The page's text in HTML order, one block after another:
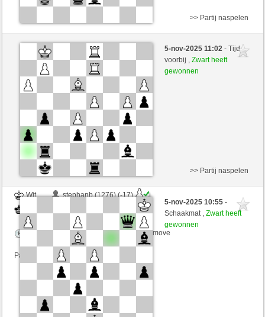
Wit
Zocker (1380) (-20)
Zwart
tutmirnichtleid (1302) (+57)
Speelduur: 2 minutes/side + 0 seconds/move
Partij telt mee voor de ranglijst
>> Partij naspelen
5-nov-2025 11:02- Tijd
voorbij ,Zwart heeft
gewonnen
Wit
stephanb (1276) (-17)
tutmirnichtleid (1251) (+51)
Speelduur: 2 minutes/side + 0 seconds/move
Partij telt mee voor de ranglijst
>> Partij naspelen
5-nov-2025 10:55-
Schaakmat ,Zwart heeft
gewonnen